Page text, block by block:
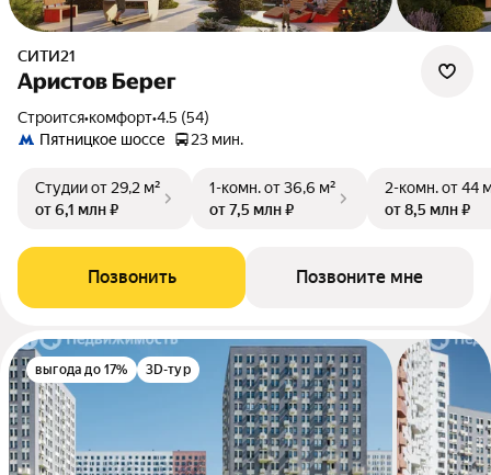
СИТИ21
Аристов Берег
Строится•комфорт•4.5 (54)
Пятницкое шоссе
23 мин.
Студииот 29,2 м²
от 6,1 млн ₽
1-комн.от 36,6 м²
от 7,5 млн ₽
2-комн.от 44
от 8,5 млн ₽
Позвонить Позвоните мне
выгода до 17% 3D-тур